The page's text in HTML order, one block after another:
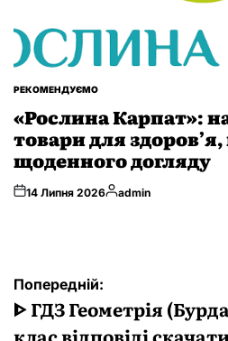
ОПУБЛІКУВАТИ
РЕКОМЕНДУЄМО
«Рослина Карпат»:
товари для
щоденного догляду
14 Липня 2026Опубліковано
admin
Навігація
записів
Попередній:
ᐈ ГДЗ Геометрія
клас відповіді